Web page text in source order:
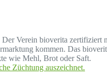
Verein bioverita zertifiziert
kommen. Das
wie Mehl, Brot oder Saft.
Züchtung auszeichnet.